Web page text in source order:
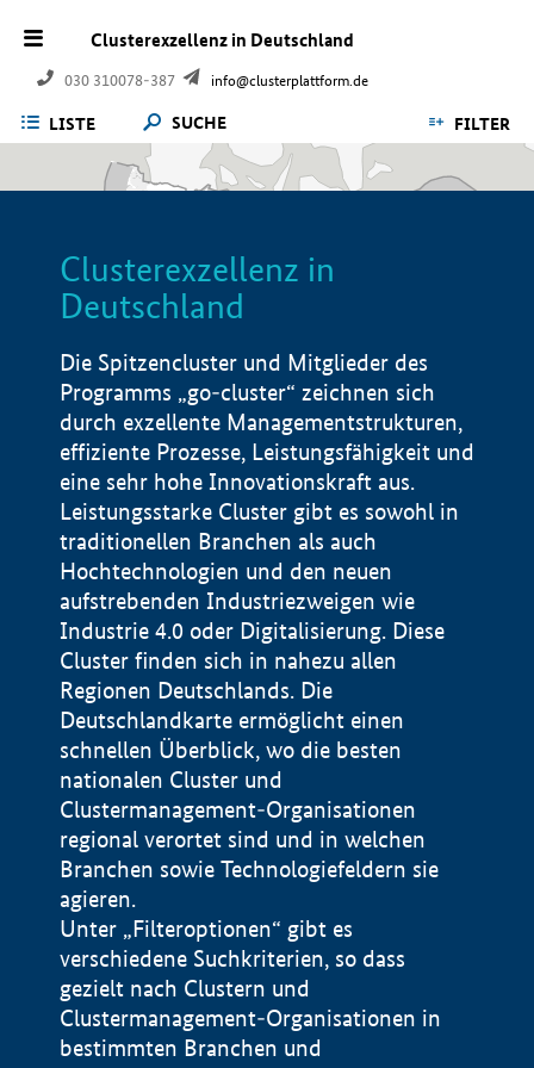
Clusterexzellenz in Deutschland
030 310078-387 info@clusterplattform.de
LISTE SUCHE FILTER
Clusterexzellenz in
Deutschland
Die Spitzencluster und Mitglieder des
Programms „go-cluster“ zeichnen sich
durch exzellente Managementstrukturen,
effiziente Prozesse, Leistungsfähigkeit und
eine sehr hohe Innovationskraft aus.
Leistungsstarke Cluster gibt es sowohl in
traditionellen Branchen als auch
Hochtechnologien und den neuen
aufstrebenden Industriezweigen wie
Industrie 4.0 oder Digitalisierung. Diese
Cluster finden sich in nahezu allen
Regionen Deutschlands. Die
Deutschlandkarte ermöglicht einen
schnellen Überblick, wo die besten
nationalen Cluster und
Clustermanagement-Organisationen
regional verortet sind und in welchen
Branchen sowie Technologiefeldern sie
agieren.
Unter „Filteroptionen“ gibt es
verschiedene Suchkriterien, so dass
gezielt nach Clustern und
Clustermanagement-Organisationen in
bestimmten Branchen und
Impressum
Datenschutzerklärung
BMWE, 2026 ©
100 km © Geobasis-DE / BKG 2015